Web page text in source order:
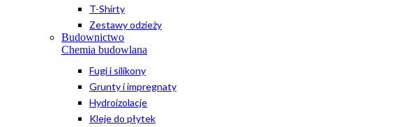
T-Shirty
Zestawy odzieży
Budownictwo
Chemia budowlana
Fugi i silikony
Grunty i impregnaty
Hydroizolacje
Kleje do płytek